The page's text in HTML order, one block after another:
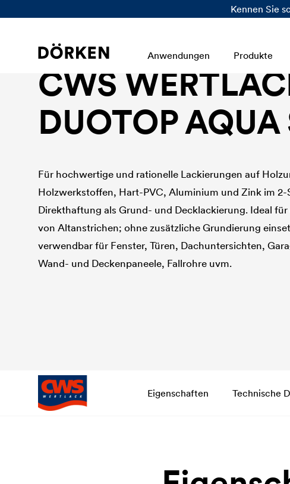
Kennen Sie
Anwendungen Produkte
Bautenlacke Wasserlacke
CWS
DUOTOP AQUA
Für hochwertige und rationelle Lackierungen auf
Holzwerkstoffen, Hart-PVC, Aluminium und Zink im
Direkthaftung als Grund- und Decklackierung. Ideal
von Altanstrichen; ohne zusätzliche Grundierung
verwendbar für Fenster, Türen, Dachuntersichten,
Wand- und Deckenpaneele, Fallrohre uvm.
Eigenschaften Technische